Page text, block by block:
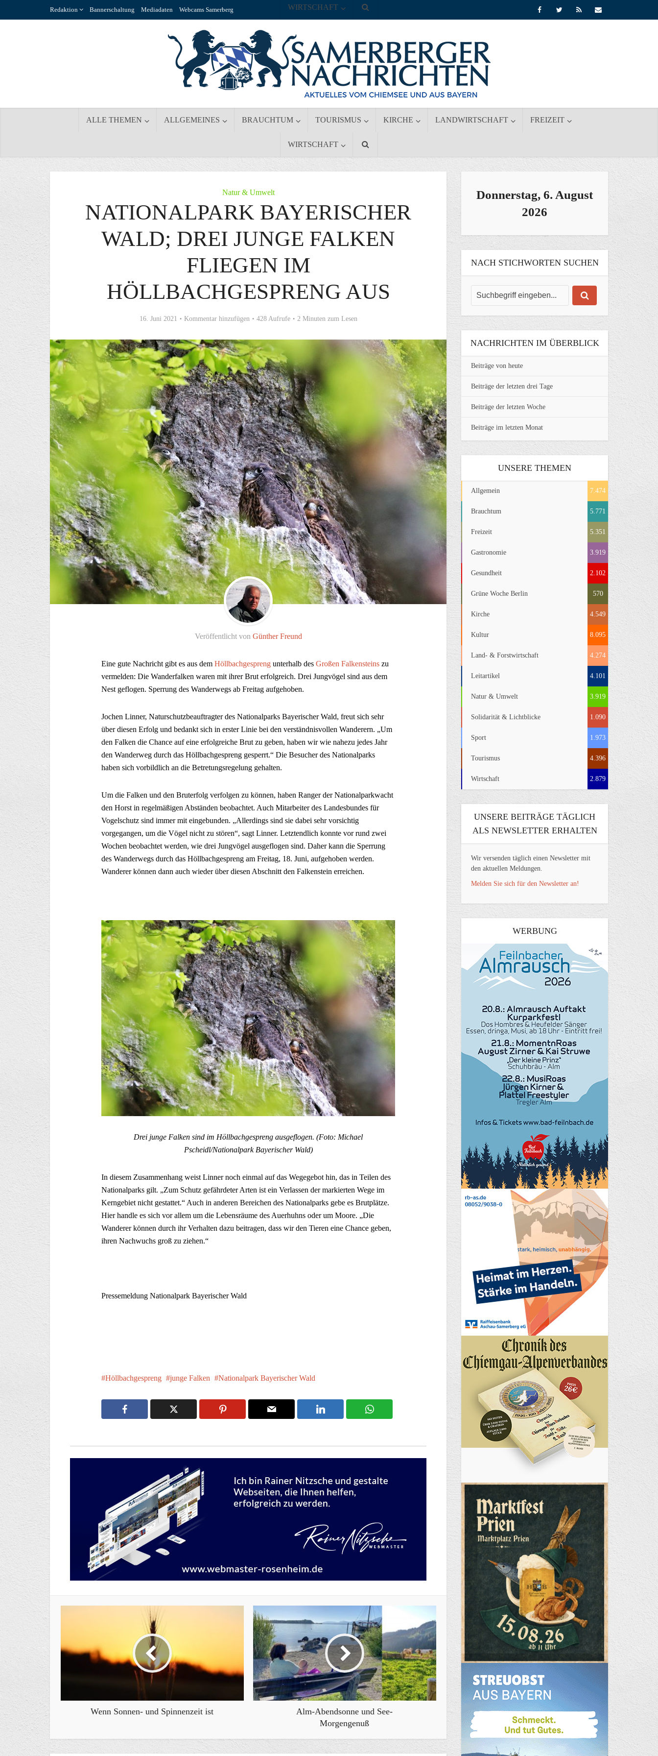
Redaktion Bannerschaltung Mediadaten Webcams Samerberg
ALLE THEMEN ALLGEMEINES BRAUCHTUM TOURISMUS KIRCHE LANDWIRTSCHAFT FREIZEIT
WIRTSCHAFT
WIRTSCHAFT
Natur & Umwelt
NATIONALPARK BAYERISCHER
WALD; DREI JUNGE FALKEN
FLIEGEN IM
HÖLLBACHGESPRENG AUS
16. Juni 2021 Kommentar hinzufügen 428 Aufrufe 2 Minuten zum Lesen
Veröffentlicht von Günther Freund
Eine gute Nachricht gibt es aus dem Höllbachgespreng unterhalb des Großen Falkensteins zu
vermelden: Die Wanderfalken waren mit ihrer Brut erfolgreich. Drei Jungvögel sind aus dem
Nest geflogen. Sperrung des Wanderwegs ab Freitag aufgehoben.
Jochen Linner, Naturschutzbeauftragter des Nationalparks Bayerischer Wald, freut sich sehr
über diesen Erfolg und bedankt sich in erster Linie bei den verständnisvollen Wanderern. „Um
den Falken die Chance auf eine erfolgreiche Brut zu geben, haben wir wie nahezu jedes Jahr
den Wanderweg durch das Höllbachgespreng gesperrt.“ Die Besucher des Nationalparks
haben sich vorbildlich an die Betretungsregelung gehalten.
Um die Falken und den Bruterfolg verfolgen zu können, haben Ranger der Nationalparkwacht
den Horst in regelmäßigen Abständen beobachtet. Auch Mitarbeiter des Landesbundes für
Vogelschutz sind immer mit eingebunden. „Allerdings sind sie dabei sehr vorsichtig
vorgegangen, um die Vögel nicht zu stören“, sagt Linner. Letztendlich konnte vor rund zwei
Wochen beobachtet werden, wie drei Jungvögel ausgeflogen sind. Daher kann die Sperrung
des Wanderwegs durch das Höllbachgespreng am Freitag, 18. Juni, aufgehoben werden.
Wanderer können dann auch wieder über diesen Abschnitt den Falkenstein erreichen.
Drei junge Falken sind im Höllbachgespreng ausgeflogen. (Foto: Michael
Pscheidl/Nationalpark Bayerischer Wald)
In diesem Zusammenhang weist Linner noch einmal auf das Wegegebot hin, das in Teilen des
Nationalparks gilt. „Zum Schutz gefährdeter Arten ist ein Verlassen der markierten Wege im
Kerngebiet nicht gestattet.“ Auch in anderen Bereichen des Nationalparks gebe es Brutplätze.
Hier handle es sich vor allem um die Lebensräume des Auerhuhns oder um Moore. „Die
Wanderer können durch ihr Verhalten dazu beitragen, dass wir den Tieren eine Chance geben,
ihren Nachwuchs groß zu ziehen.“
Pressemeldung Nationalpark Bayerischer Wald
Höllbachgespreng junge Falken Nationalpark Bayerischer Wald
Wenn Sonnen- und Spinnenzeit ist
Alm-Abendsonne und See-
Morgengenuß
Donnerstag, 6. August
2026
NACH STICHWORTEN SUCHEN
NACHRICHTEN IM ÜBERBLICK
Beiträge von heute
Beiträge der letzten drei Tage
Beiträge der letzten Woche
Beiträge im letzten Monat
UNSERE THEMEN
Allgemein 7.474
Brauchtum 5.771
Freizeit 5.351
Gastronomie 3.919
Gesundheit 2.102
Grüne Woche Berlin 570
Kirche 4.549
Kultur 8.095
Land- & Forstwirtschaft 4.274
Leitartikel 4.101
Natur & Umwelt 3.919
Solidarität & Lichtblicke 1.090
Sport 1.973
Tourismus 4.396
Wirtschaft 2.879
UNSERE BEITRÄGE TÄGLICH
ALS NEWSLETTER ERHALTEN
Wir versenden täglich einen Newsletter mit
den aktuellen Meldungen.
Melden Sie sich für den Newsletter an!
WERBUNG